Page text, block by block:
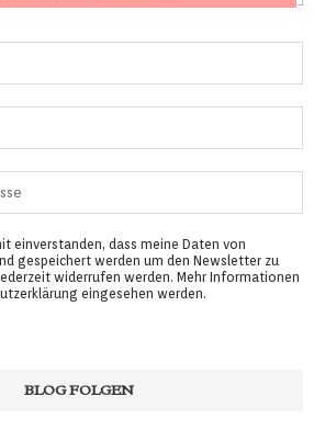
einverstanden, dass meine Daten von
gespeichert werden um den Newsletter zu
widerrufen werden. Mehr Informationen
eingesehen werden.